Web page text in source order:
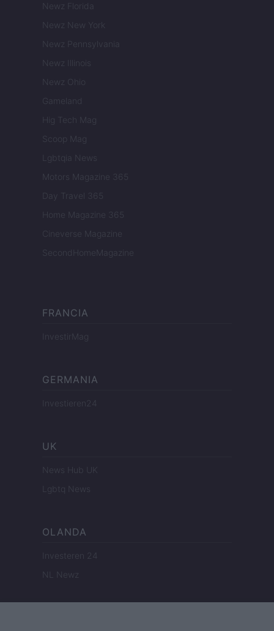
Newz Florida
Newz New York
Newz Pennsylvania
Newz Illinois
Newz Ohio
Gameland
Hig Tech Mag
Scoop Mag
Lgbtqia News
Motors Magazine 365
Day Travel 365
Home Magazine 365
Cineverse Magazine
SecondHomeMagazine
FRANCIA
InvestirMag
GERMANIA
Investieren24
UK
News Hub UK
Lgbtq News
OLANDA
Investeren 24
NL Newz